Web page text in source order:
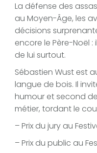
La défense des
au Moyen-Âge, les
décisions
encore le Père-Noël
de lui surtout.
Sébastien Wust est
langue de bois. Il
humour et second
métier, tordant le
– Prix du jury au
– Prix du public au